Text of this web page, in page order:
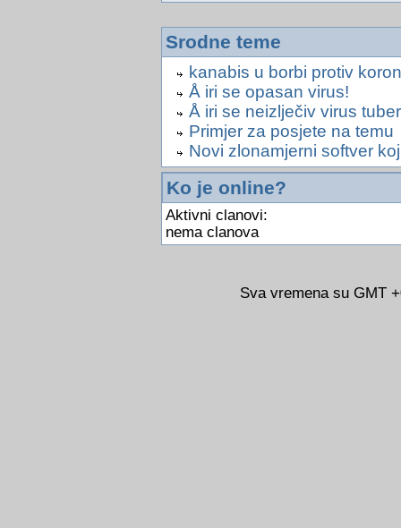
Srodne teme
kanabis u borbi protiv
Å iri se opasan virus!
Å iri se neizlječiv virus
Primjer za posjete na temu
Novi zlonamjerni softver
Ko je online?
Aktivni clanovi:
nema clanova
Sva vremena su GMT